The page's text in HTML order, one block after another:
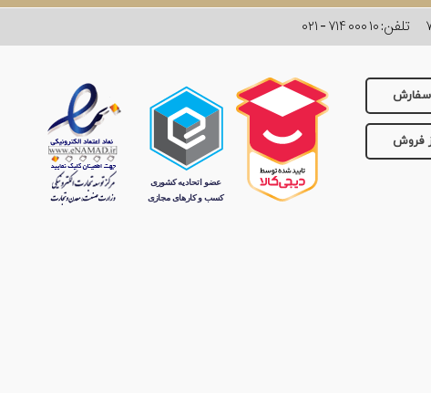
تلفن:۰۲۱ - ۷۱۴ ۰۰۰ ۱۰
سفارش
فروش